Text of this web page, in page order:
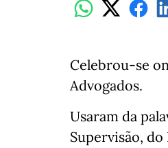
Celebrou-se
Advogados.
Usaram da
Supervisão,